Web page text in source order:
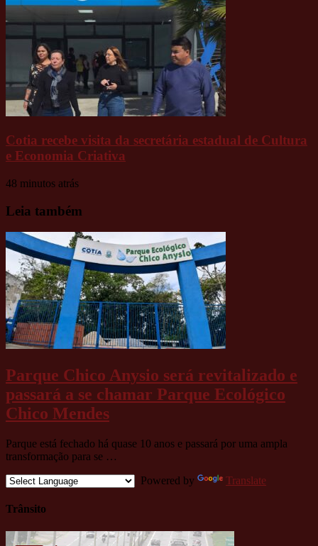
Cotia recebe visita da secretária estadual de Cultura
e Economia Criativa
48 minutos atrás
Leia também
Parque Chico Anysio será revitalizado e
passará a se chamar Parque Ecológico
Chico Mendes
Parque está fechado há quase 10 anos e passará por uma ampla
transformação para se …
Powered by
Translate
Trânsito